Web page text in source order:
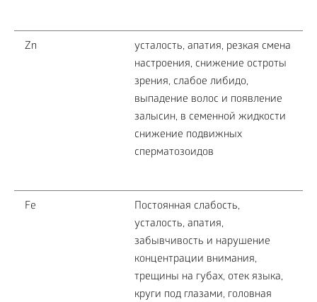
Zn
усталость, апатия, резкая смена
настроения, снижение остроты
зрения, слабое либидо,
выпадение волос и появление
залысин, в семенной жидкости
снижение подвижных
сперматозоидов
Fe
Постоянная слабость,
усталость, апатия,
забывчивость и нарушение
концентрации внимания,
трещины на губах, отек языка,
круги под глазами, головная